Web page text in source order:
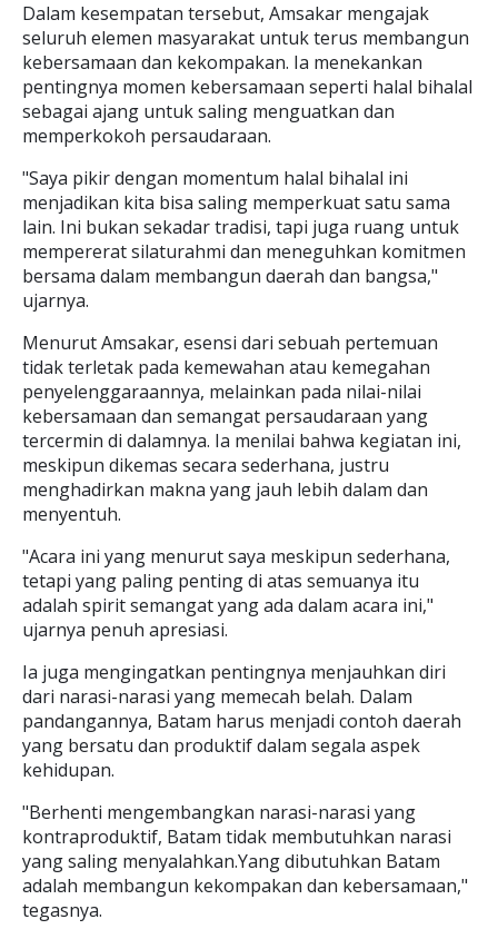
Dalam kesempatan tersebut, Amsakar mengajak
seluruh elemen masyarakat untuk terus membangun
kebersamaan dan kekompakan. Ia menekankan
pentingnya momen kebersamaan seperti halal bihalal
sebagai ajang untuk saling menguatkan dan
memperkokoh persaudaraan.
"Saya pikir dengan momentum halal bihalal ini
menjadikan kita bisa saling memperkuat satu sama
lain. Ini bukan sekadar tradisi, tapi juga ruang untuk
mempererat silaturahmi dan meneguhkan komitmen
bersama dalam membangun daerah dan bangsa,"
ujarnya.
Menurut Amsakar, esensi dari sebuah pertemuan
tidak terletak pada kemewahan atau kemegahan
penyelenggaraannya, melainkan pada nilai-nilai
kebersamaan dan semangat persaudaraan yang
tercermin di dalamnya. Ia menilai bahwa kegiatan ini,
meskipun dikemas secara sederhana, justru
menghadirkan makna yang jauh lebih dalam dan
menyentuh.
"Acara ini yang menurut saya meskipun sederhana,
tetapi yang paling penting di atas semuanya itu
adalah spirit semangat yang ada dalam acara ini,"
ujarnya penuh apresiasi.
Ia juga mengingatkan pentingnya menjauhkan diri
dari narasi-narasi yang memecah belah. Dalam
pandangannya, Batam harus menjadi contoh daerah
yang bersatu dan produktif dalam segala aspek
kehidupan.
"Berhenti mengembangkan narasi-narasi yang
kontraproduktif, Batam tidak membutuhkan narasi
yang saling menyalahkan.Yang dibutuhkan Batam
adalah membangun kekompakan dan kebersamaan,"
tegasnya.